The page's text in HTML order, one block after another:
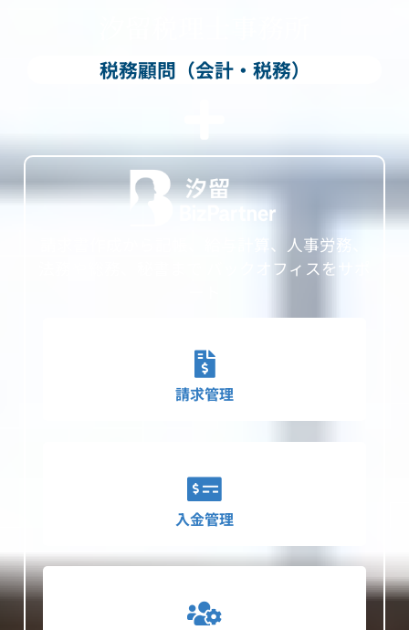
税務顧問（会計・税務）
請求書作成から記帳、給与計算、人事労務、
法務や総務、秘書まで バックオフィスをサポ
請求管理
入金管理